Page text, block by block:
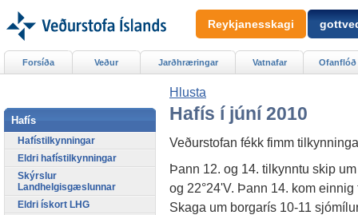
Hlusta
Hafís í júní 2010
Veðurstofan fékk fimm
Þann 12. og 14. tilkynntu skip
og 22°24'V. Þann 14. kom
Skaga um borgarís 10-11
Forsíða Veður Jarðhræringar Vatnafar Ofanflóð
Hafís
Hafístilkynningar
Eldri hafístilkynningar
Skýrslur
Landhelgisgæslunnar
Eldri ískort LHG
Reykjanesskagi